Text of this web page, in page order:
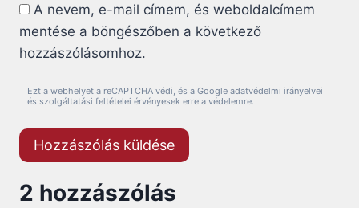
A nevem, e-mail címem, és weboldalcímem
mentése a böngészőben a következő
hozzászólásomhoz.
Ezt a webhelyet a reCAPTCHA védi, és a Google adatvédelmi irányelvei
és szolgáltatási feltételei érvényesek erre a védelemre.
2 hozzászólás